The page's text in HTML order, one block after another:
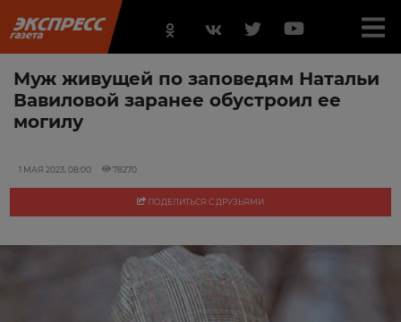
Муж живущей по заповедям Натальи
Вавиловой заранее обустроил ее
могилу
1 МАЯ 2023, 08:00 78270
ПОДЕЛИТЬСЯ С ДРУЗЬЯМИ